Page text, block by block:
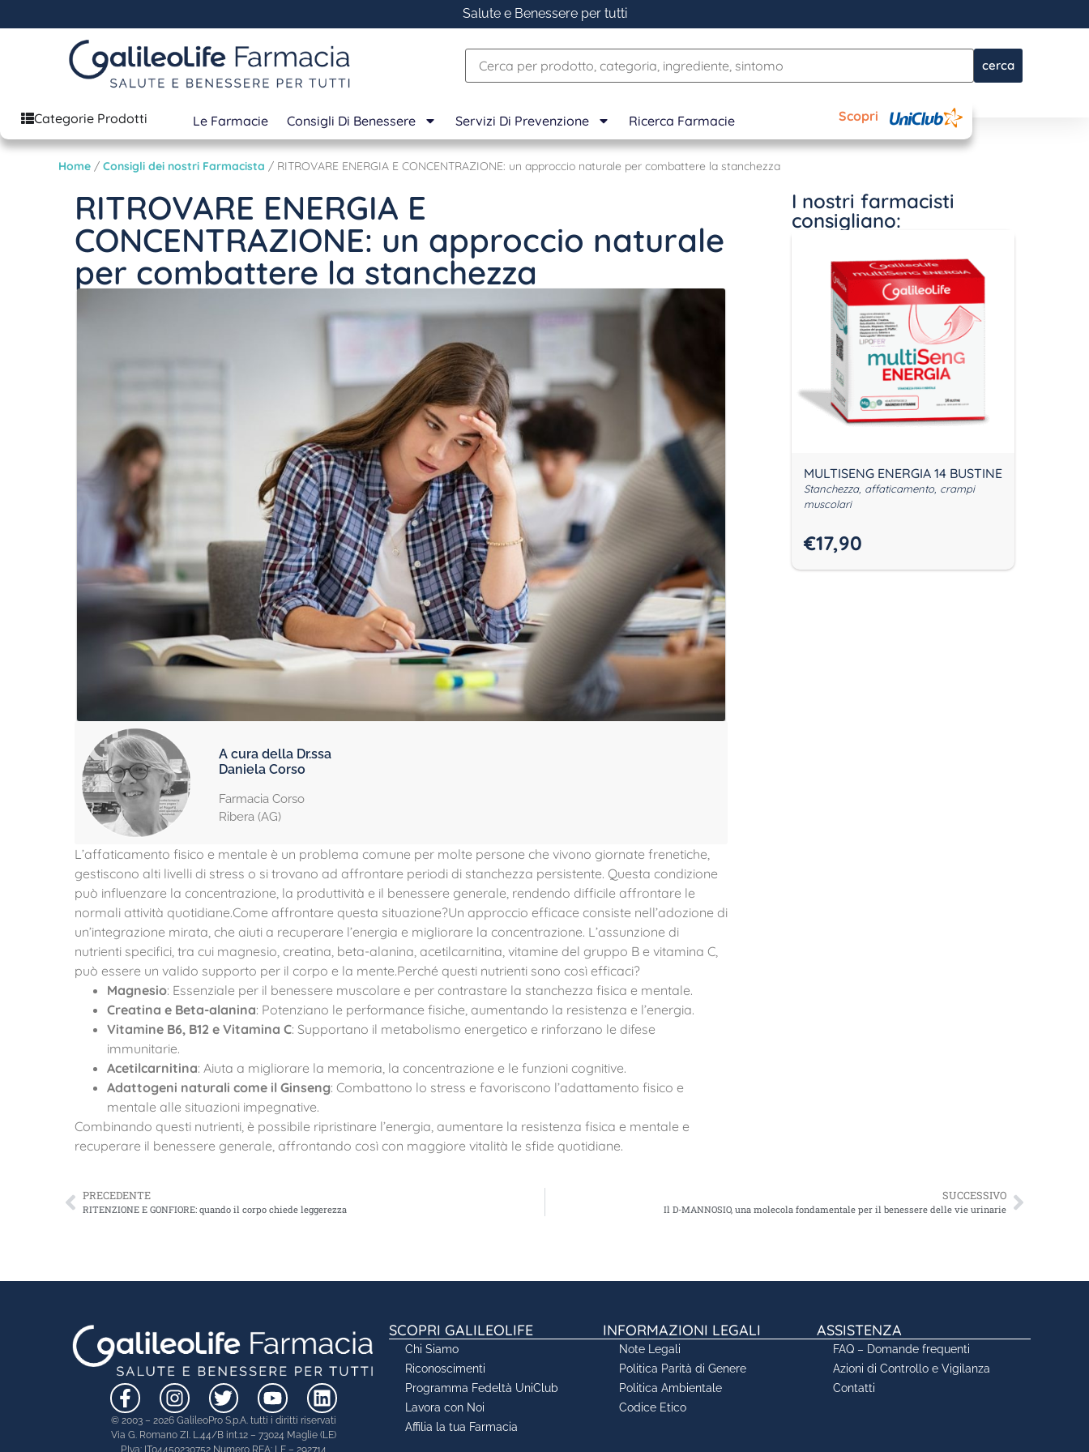
Salute e Benessere per tutti
cerca
Categorie Prodotti Le Farmacie Consigli Di Benessere Servizi Di Prevenzione Ricerca Farmacie Scopri
Home / Consigli dei nostri Farmacista / RITROVARE ENERGIA E CONCENTRAZIONE: un approccio naturale per combattere la stanchezza
RITROVARE ENERGIA E
CONCENTRAZIONE: un approccio naturale
per combattere la stanchezza
A cura della Dr.ssa
Daniela Corso
Farmacia Corso
Ribera (AG)
L’affaticamento fisico e mentale è un problema comune per molte persone che vivono giornate frenetiche,
gestiscono alti livelli di stress o si trovano ad affrontare periodi di stanchezza persistente. Questa condizione
può influenzare la concentrazione, la produttività e il benessere generale, rendendo difficile affrontare le
normali attività quotidiane.Come affrontare questa situazione?Un approccio efficace consiste nell’adozione di
un’integrazione mirata, che aiuti a recuperare l’energia e migliorare la concentrazione. L’assunzione di
nutrienti specifici, tra cui magnesio, creatina, beta-alanina, acetilcarnitina, vitamine del gruppo B e vitamina C,
può essere un valido supporto per il corpo e la mente.Perché questi nutrienti sono così efficaci?
Magnesio: Essenziale per il benessere muscolare e per contrastare la stanchezza fisica e mentale.
Creatina e Beta-alanina: Potenziano le performance fisiche, aumentando la resistenza e l’energia.
Vitamine B6, B12 e Vitamina C: Supportano il metabolismo energetico e rinforzano le difese
immunitarie.
Acetilcarnitina: Aiuta a migliorare la memoria, la concentrazione e le funzioni cognitive.
Adattogeni naturali come il Ginseng: Combattono lo stress e favoriscono l’adattamento fisico e
mentale alle situazioni impegnative.
Combinando questi nutrienti, è possibile ripristinare l’energia, aumentare la resistenza fisica e mentale e
recuperare il benessere generale, affrontando così con maggiore vitalità le sfide quotidiane.
I nostri farmacisti
consigliano:
MULTISENG ENERGIA 14 BUSTINE
Stanchezza, affaticamento, crampi
muscolari
€17,90
PRECEDENTE
RITENZIONE E GONFIORE: quando il corpo chiede leggerezza
SUCCESSIVO
Il D-MANNOSIO, una molecola fondamentale per il benessere delle vie urinarie
© 2003 – 2026 GalileoPro S.p.A. tutti i diritti riservati
Via G. Romano ZI. L.44/B int.12 – 73024 Maglie (LE)
SCOPRI GALILEOLIFE
Chi Siamo
Riconoscimenti
Programma Fedeltà UniClub
Lavora con Noi
Affilia la tua Farmacia
INFORMAZIONI LEGALI
Note Legali
Politica Parità di Genere
Politica Ambientale
Codice Etico
ASSISTENZA
FAQ – Domande frequenti
Azioni di Controllo e Vigilanza
Contatti